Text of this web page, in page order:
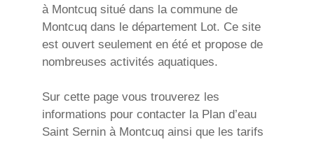
à Montcuq situé dans la commune de
Montcuq dans le département Lot. Ce site
est ouvert seulement en été et propose de
nombreuses activités aquatiques.
Sur cette page vous trouverez les
informations pour contacter la Plan d’eau
Saint Sernin à Montcuq ainsi que les tarifs